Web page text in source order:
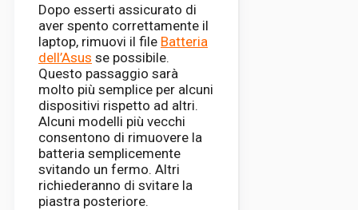
Dopo esserti assicurato di
aver spento correttamente il
laptop, rimuovi il file Batteria
dell’Asus se possibile.
Questo passaggio sarà
molto più semplice per alcuni
dispositivi rispetto ad altri.
Alcuni modelli più vecchi
consentono di rimuovere la
batteria semplicemente
svitando un fermo. Altri
richiederanno di svitare la
piastra posteriore.